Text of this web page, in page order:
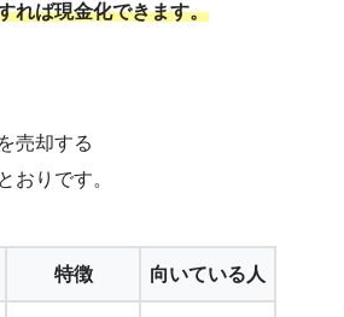
れば現金化できます。
売却する
おりです。
特徴 向いている人